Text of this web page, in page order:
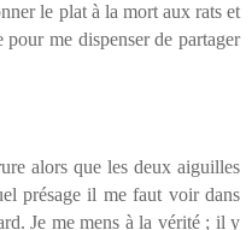
le plat à la mort aux rats et
pour me dispenser de partager
alors que les deux aiguilles
présage il me faut voir dans
Je me mens à la vérité ; il y